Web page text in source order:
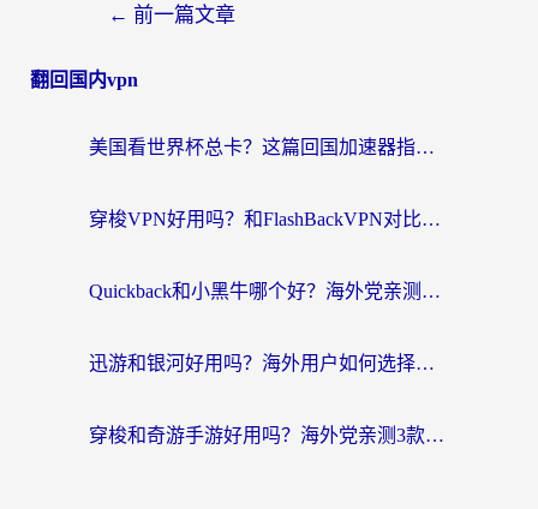
← 前一篇文章
翻回国内vpn
美国看世界杯总卡？这篇回国加速器指南帮你无缝刷国内资源（附苹果手机VPN设置步骤）
穿梭VPN好用吗？和FlashBackVPN对比哪个回国效果更好？
Quickback和小黑牛哪个好？海外党亲测指南，选对回国加速器秒回国内
迅游和银河好用吗？海外用户如何选择回国加速器实现无缝访问国内资源
穿梭和奇游手游好用吗？海外党亲测3款回国加速器，附蜜蜂加速器七天试用攻略